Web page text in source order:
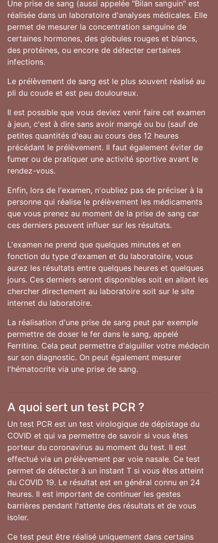
Une prise de sang (aussi appelée "Bilan sanguin" est
réalisée dans un laboratoire d'analyses médicales. Elle
permet de mesurer la concentration sanguine de
certaines hormones, des globules rouges et blancs,
des protéines, ou encore de détecter certaines
infections.
Le prélèvement de sang est le plus souvent réalisé au
pli du coude et est peu douloureux.
Il est possible que vous deviez venir faire cet examen
à jeun, c'est à dire sans avoir mangé ou bu (sauf de
petites quantités d'eau au cours des 12 heures
précédant le prélèvement. Il faut également éviter de
fumer ou de pratiquer une activité sportive avant le
rendez-vous.
Enfin, lors de l'examen, n'oubliez pas de préciser à la
personne qui réalise le prélèvement les médicaments
que vous prenez au moment de la prise de sang car
ces derniers peuvent influer sur les résultats.
L'examen ne prend que quelques minutes et en
fonction du type d'examen et du laboratoire, vous
aurez les résultats entre quelques heures et quelques
jours. Ces derniers seront disponibles soit en allant les
chercher directement au laboratoire soit sur le site
internet du laboratoire.
La réalisation d'une prise de sang peut par exemple
permettre de doser le fer dans le sang, appelé
Ferritine. Cela peut permettre d'aiguiller votre médecin
sur son diagnostic. On peut également mesurer
l'hématocrite via une prise de sang.
A quoi sert un test PCR ?
Un test PCR est un test virologique de dépistage du
COVID et qui va permettre de savoir si vous êtes
porteur du coronavirus au moment du test. Il est
effectué via un prélèvement par voie nasale. Ce test
permet de détecter à un instant T si vous êtes atteint
du COVID 19. Le résultat est en général connu en 24
heures. Il est important de continuer les gestes
barrières pendant l'attente des résultats et de vous
isoler.
Ce test peut être réalisé uniquement dans certains